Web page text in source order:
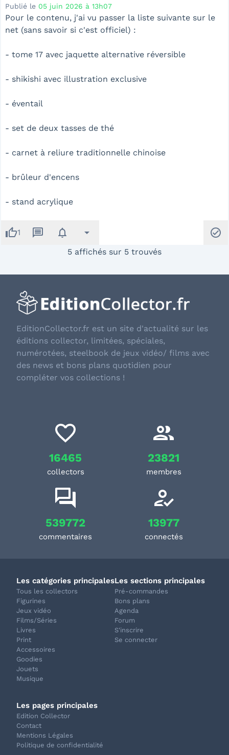
Publié le 05 juin 2026 à 13h07
Pour le contenu, j'ai vu passer la liste suivante sur le
net (sans savoir si c'est officiel) :
- tome 17 avec jaquette alternative réversible
- shikishi avec illustration exclusive
- éventail
- set de deux tasses de thé
- carnet à reliure traditionnelle chinoise
- brûleur d'encens
- stand acrylique
thumb_up1 message notifications arrow_drop_down check_circle
5 affichés sur 5 trouvés
EditionCollector.fr est un site d'actualité sur les
éditions collector, limitées, spéciales,
numérotées, steelbook de jeux vidéo/ films avec
des news et bons plans quotidien pour
compléter vos collections !
16465
collectors
23821
membres
539772
commentaires
13977
connectés
Les catégories principales
Tous les collectors
Figurines
Jeux vidéo
Films/Séries
Livres
Print
Accessoires
Goodies
Jouets
Musique
Les sections principales
Pré-commandes
Bons plans
Agenda
Forum
S'inscrire
Se connecter
Les pages principales
Edition Collector
Contact
Mentions Légales
Politique de confidentialité